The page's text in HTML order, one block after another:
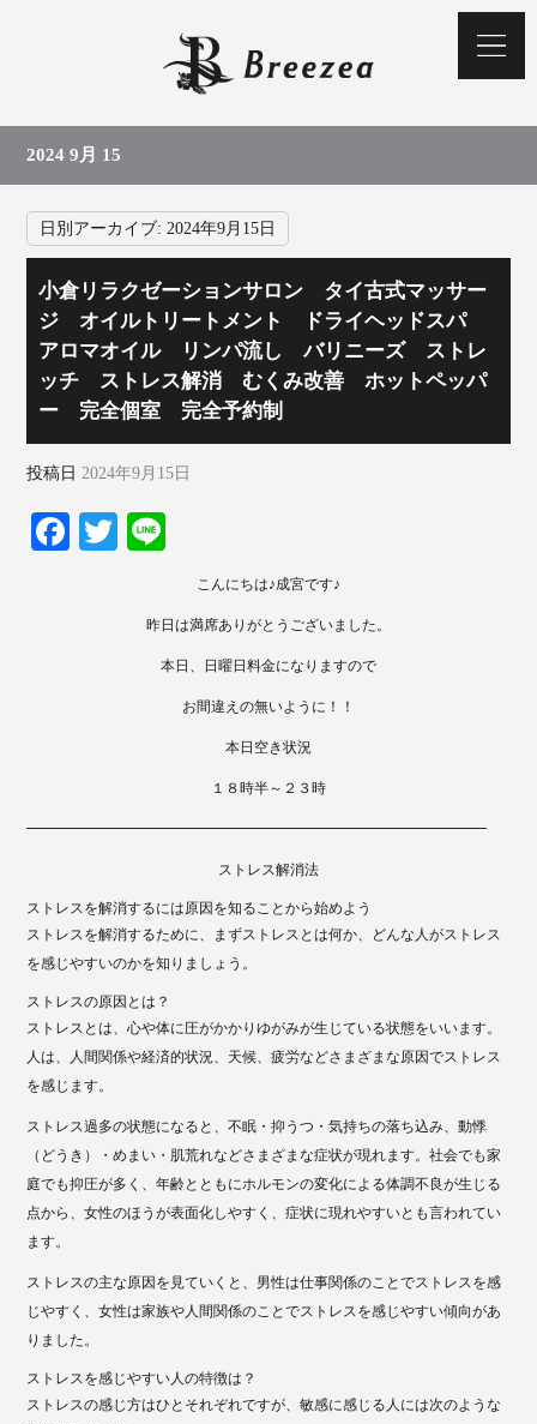
2024 9月 15
日別アーカイブ:2024年9月15日
小倉リラクゼーションサロン タイ古式マッサー
ジ オイルトリートメント ドライヘッドスパ
アロマオイル リンパ流し バリニーズ ストレ
ッチ ストレス解消 むくみ改善 ホットペッパ
ー 完全個室 完全予約制
投稿日 2024年9月15日
Fa T
tte
neこんにちは♪成宮です♪
昨日は満席ありがとうございました。
本日、日曜日料金になりますので
お間違えの無いように！！
本日空き状況
１８時半～２３時
━━━━━━━━━━━━━━━━━━━━━━━━━━━━━━━━
ストレス解消法
ストレスを解消するには原因を知ることから始めよう
ストレスを解消するために、まずストレスとは何か、どんな人がストレス
を感じやすいのかを知りましょう。
ストレスの原因とは？
ストレスとは、心や体に圧がかかりゆがみが生じている状態をいいます。
人は、人間関係や経済的状況、天候、疲労などさまざまな原因でストレス
を感じます。
ストレス過多の状態になると、不眠・抑うつ・気持ちの落ち込み、動悸
（どうき）・めまい・肌荒れなどさまざまな症状が現れます。社会でも家
庭でも抑圧が多く、年齢とともにホルモンの変化による体調不良が生じる
点から、女性のほうが表面化しやすく、症状に現れやすいとも言われてい
ます。
ストレスの主な原因を見ていくと、男性は仕事関係のことでストレスを感
じやすく、女性は家族や人間関係のことでストレスを感じやすい傾向があ
りました。
ストレスを感じやすい人の特徴は？
ストレスの感じ方はひとそれぞれですが、敏感に感じる人には次のような